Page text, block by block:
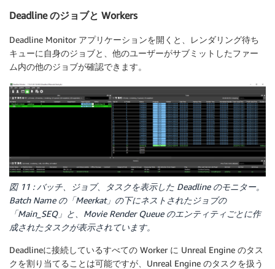
Deadline のジョブと Workers
Deadline Monitor アプリケーションを開くと、レンダリング待ち
キューに自身のジョブと、他のユーザーがサブミットしたファー
ム内の他のジョブが確認できます。
図 11 : バッチ、ジョブ、タスクを表示した Deadline のモニター。
Batch Name の「Meerkat」の下にネストされたジョブの
「Main_SEQ」と、Movie Render Queue のエンティティごとに作
成されたタスクが表示されています。
Deadlineに接続しているすべての Worker に Unreal Engine のタス
クを割り当てることは可能ですが、Unreal Engine のタスクを扱う